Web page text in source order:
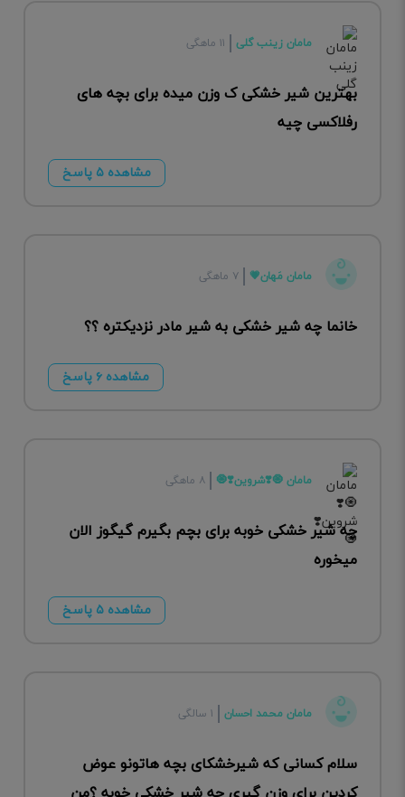
مامان زینب گلی ۱۱ ماهگی
بهترین شیر خشکی ک وزن میده برای بچه های
رفلاکسی چیه
مشاهده ۵ پاسخ
مامان مَهان💗 ۷ ماهگی
خانما چه شیر خشکی به شیر مادر نزدیکتره ؟؟
مشاهده ۶ پاسخ
مامان 🧿❣️شروین❣️🧿 ۸ ماهگی
چه شیر خشکی خوبه برای بچم بگیرم گیگوز الان
میخوره
مشاهده ۵ پاسخ
مامان محمد احسان ۱ سالگی
سلام کسانی که شیرخشکای بچه هاتونو عوض